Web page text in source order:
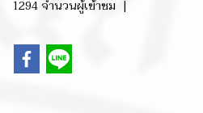
1294 จำนวนผู้เข้าชม |